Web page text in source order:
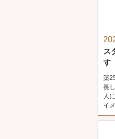
ス
す
築
長
人
イ